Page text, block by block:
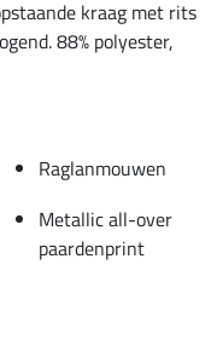
kraag met rits
88% polyester,
Raglanmouwen
Metallic all-over
paardenprint